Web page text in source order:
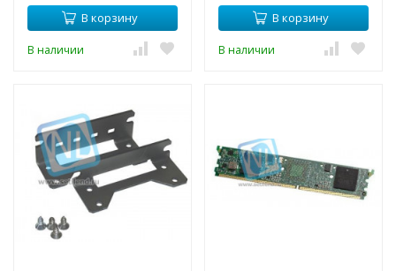
В корзину
В наличии
В корзину
В наличии